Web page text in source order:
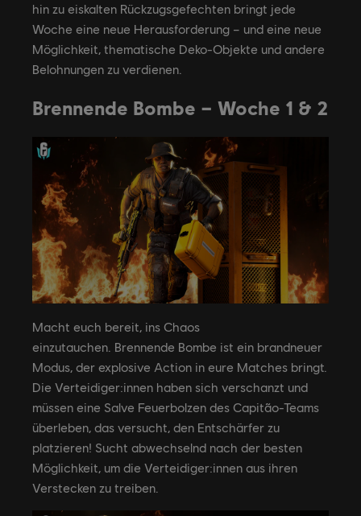
hin zu eiskalten Rückzugsgefechten bringt jede
Woche eine neue Herausforderung – und eine neue
Möglichkeit, thematische Deko-Objekte und andere
Belohnungen zu verdienen.
Brennende Bombe – Woche 1 & 2
Macht euch bereit, ins Chaos
einzutauchen. Brennende Bombe ist ein brandneuer
Modus, der explosive Action in eure Matches bringt.
Die Verteidiger:innen haben sich verschanzt und
müssen eine Salve Feuerbolzen des Capitão-Teams
überleben, das versucht, den Entschärfer zu
platzieren! Sucht abwechselnd nach der besten
Möglichkeit, um die Verteidiger:innen aus ihren
Verstecken zu treiben.